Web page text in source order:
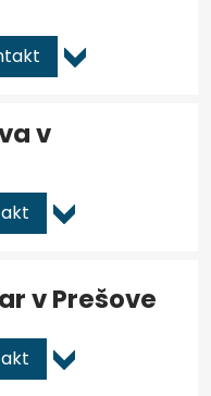
v
v Prešove